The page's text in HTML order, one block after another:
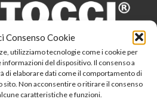
Consenso Cookie
utilizziamo tecnologie come i cookie per
del dispositivo. Il consenso a
di elaborare dati come il comportamento di
sito. Non acconsentire o ritirare il consenso
caratteristiche e funzioni.